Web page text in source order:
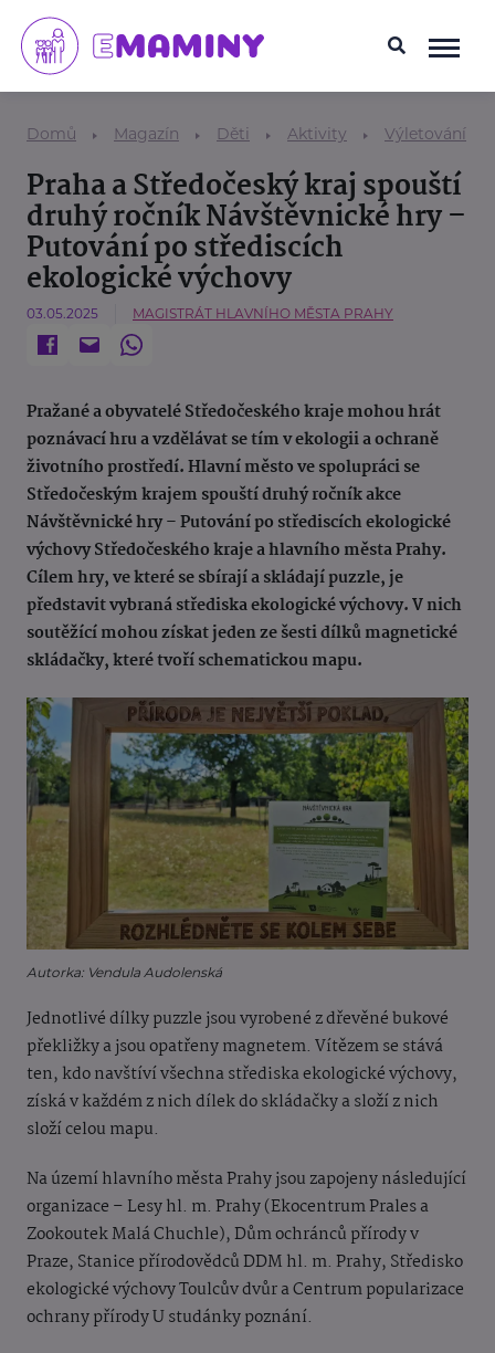
Domů Magazín Děti Aktivity Výletování
Praha a Středočeský kraj spouští
druhý ročník Návštěvnické hry –
Putování po střediscích
ekologické výchovy
03.05.2025 MAGISTRÁT HLAVNÍHO MĚSTA PRAHY
Pražané a obyvatelé Středočeského kraje mohou hrát
poznávací hru a vzdělávat se tím v ekologii a ochraně
životního prostředí. Hlavní město ve spolupráci se
Středočeským krajem spouští druhý ročník akce
Návštěvnické hry – Putování po střediscích ekologické
výchovy Středočeského kraje a hlavního města Prahy.
Cílem hry, ve které se sbírají a skládají puzzle, je
představit vybraná střediska ekologické výchovy. V nich
soutěžící mohou získat jeden ze šesti dílků magnetické
skládačky, které tvoří schematickou mapu.
Autorka: Vendula Audolenská
Jednotlivé dílky puzzle jsou vyrobené z dřevěné bukové
překližky a jsou opatřeny magnetem. Vítězem se stává
ten, kdo navštíví všechna střediska ekologické výchovy,
získá v každém z nich dílek do skládačky a složí z nich
složí celou mapu.
Na území hlavního města Prahy jsou zapojeny následující
organizace – Lesy hl. m. Prahy (Ekocentrum Prales a
Zookoutek Malá Chuchle), Dům ochránců přírody v
Praze, Stanice přírodovědců DDM hl. m. Prahy, Středisko
ekologické výchovy Toulcův dvůr a Centrum popularizace
ochrany přírody U studánky poznání.